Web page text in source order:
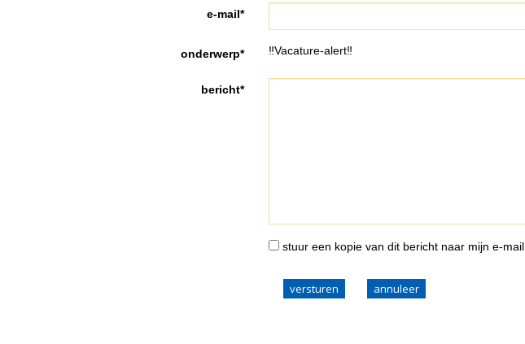
e-mail*
onderwerp* ‼️Vacature-alert‼️
bericht*
stuur een kopie van dit bericht naar mijn e-mail
versturen